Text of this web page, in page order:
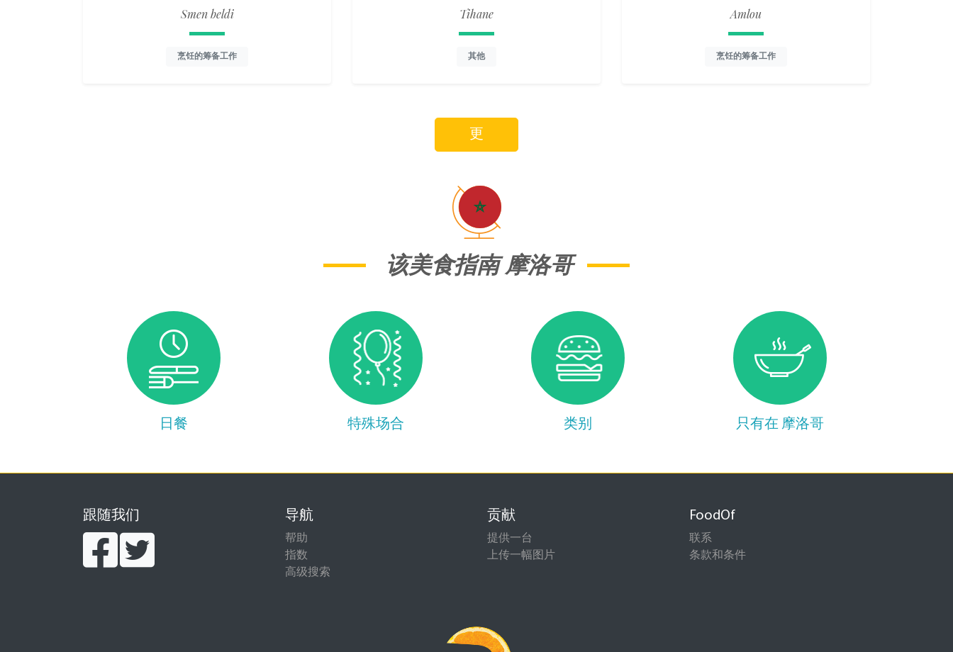
Smen beldi
烹饪的筹备工作
Tihane
其他
Amlou
烹饪的筹备工作
更
该美食指南 摩洛哥
日餐 特殊场合 类别 只有在 摩洛哥
跟随我们 导航
帮助
指数
高级搜索
贡献
提供一台
上传一幅图片
FoodOf
联系
条款和条件